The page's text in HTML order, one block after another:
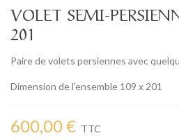
VOLET SEMI-
201
Paire de volets persiennes avec
Dimension de l'ensemble 109 x 201
600,00 € TTC